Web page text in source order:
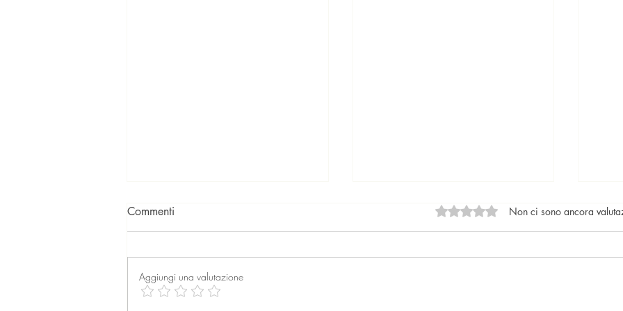
Commenti Valutazione 0 stelle su 5.
Non ci sono ancora
Aggiungi una valutazione